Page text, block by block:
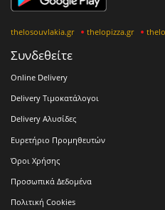
thelosouvlakia.gr thelopizza.gr
Συνδεθείτε
Online Delivery
Delivery Τιμοκατάλογοι
Delivery Αλυσίδες
Ευρετήριο Προμηθευτών
Όροι Χρήσης
Προσωπικά Δεδομένα
Πολιτική Cookies